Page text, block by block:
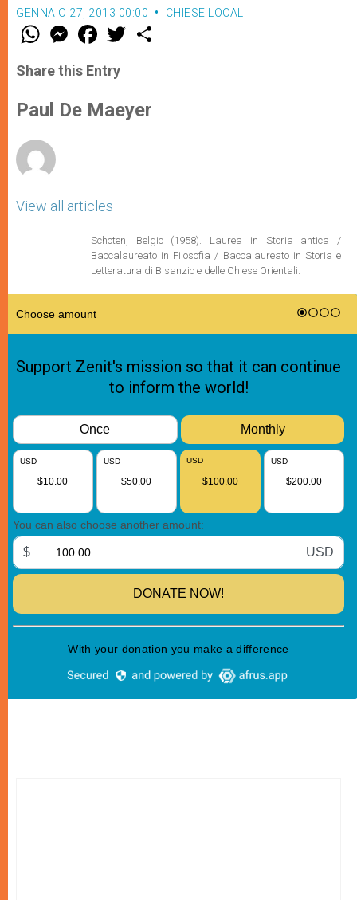
GENNAIO 27, 2013 00:00 CHIESE LOCALI
W
t
s
p
p
M
e
s
e
g
e
F
a
e
b
o
k
w
r
Share this Entry
Paul De Maeyer
View all articles
Schoten, Belgio (1958). Laurea in Storia antica /
Baccalaureato in Filosofia / Baccalaureato in Storia e
Letteratura di Bisanzio e delle Chiese Orientali.